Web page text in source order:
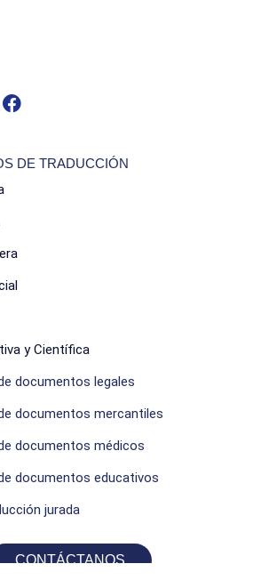
DE TRADUCCIÓN
y Científica
documentos legales
documentos mercantiles
documentos médicos
documentos educativos
jurada
CONTÁCTANOS